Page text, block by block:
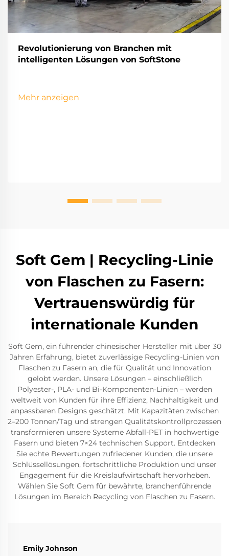
Revolutionierung von Branchen mit
intelligenten Lösungen von SoftStone
Mehr anzeigen
Soft Gem | Recycling-Linie
von Flaschen zu Fasern:
Vertrauenswürdig für
internationale Kunden
Soft Gem, ein führender chinesischer Hersteller mit über 30
Jahren Erfahrung, bietet zuverlässige Recycling-Linien von
Flaschen zu Fasern an, die für Qualität und Innovation
gelobt werden. Unsere Lösungen – einschließlich
Polyester-, PLA- und Bi-Komponenten-Linien – werden
weltweit von Kunden für ihre Effizienz, Nachhaltigkeit und
anpassbaren Designs geschätzt. Mit Kapazitäten zwischen
2–200 Tonnen/Tag und strengen Qualitätskontrollprozessen
transformieren unsere Systeme Abfall-PET in hochwertige
Fasern und bieten 7×24 technischen Support. Entdecken
Sie echte Bewertungen zufriedener Kunden, die unsere
Schlüssellösungen, fortschrittliche Produktion und unser
Engagement für die Kreislaufwirtschaft hervorheben.
Wählen Sie Soft Gem für bewährte, branchenführende
Lösungen im Bereich Recycling von Flaschen zu Fasern.
Emily Johnson